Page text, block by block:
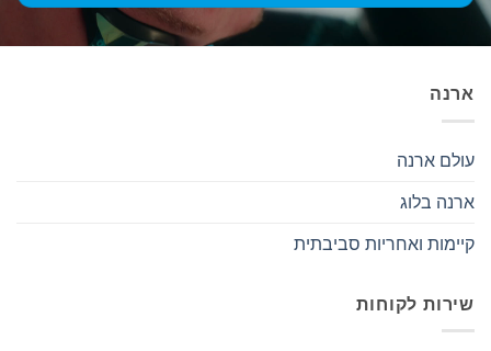
ארנה
עולם ארנה
ארנה בלוג
קיימות ואחריות סביבתית
שירות לקוחות